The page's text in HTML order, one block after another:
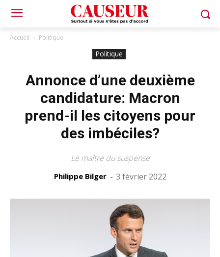
Accueil Politique
Politique
Annonce d’une deuxième
candidature: Macron
prend-il les citoyens pour
des imbéciles?
Le maître du suspense
Philippe Bilger - 3 février 2022